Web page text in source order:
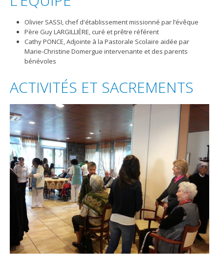
Olivier SASSI, chef d'établissement missionné par l’évêque
Père Guy LARGILLIÈRE, curé et prêtre référent
Cathy PONCE, Adjointe à la Pastorale Scolaire aidée par
Marie-Christine Domergue intervenante et des parents
bénévoles
ACTIVITÉS ET SACREMENTS